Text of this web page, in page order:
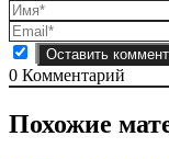
0 Комментарий
Похожие